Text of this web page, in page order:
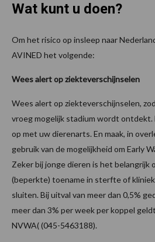
Wat kunt u doen?
Om het risico op insleep naar
AVINED het volgende:
Wees alert op ziekteverschijnselen
Wees alert op ziekteverschijnselen,
vroeg mogelijk stadium wordt
op met uw dierenarts. En maak, in
gebruik van de mogelijkheid om Early
Zeker bij jonge dieren is het belangrijk
(beperkte) toename in sterfte of
sluiten. Bij uitval van meer dan 0,5%
meer dan 3% per week per koppel
NVWA( (045-5463188).